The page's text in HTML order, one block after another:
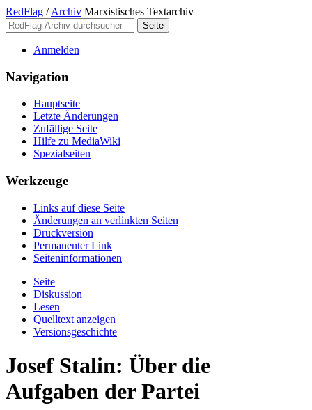
RedFlag / Archiv Marxistisches Textarchiv
Anmelden
Navigation
Hauptseite
Letzte Änderungen
Zufällige Seite
Hilfe zu MediaWiki
Spezialseiten
Werkzeuge
Links auf diese Seite
Änderungen an verlinkten Seiten
Druckversion
Permanenter Link
Seiten­­informationen
Seite
Diskussion
Lesen
Quelltext anzeigen
Versionsgeschichte
Josef Stalin: Über die
Aufgaben der Partei